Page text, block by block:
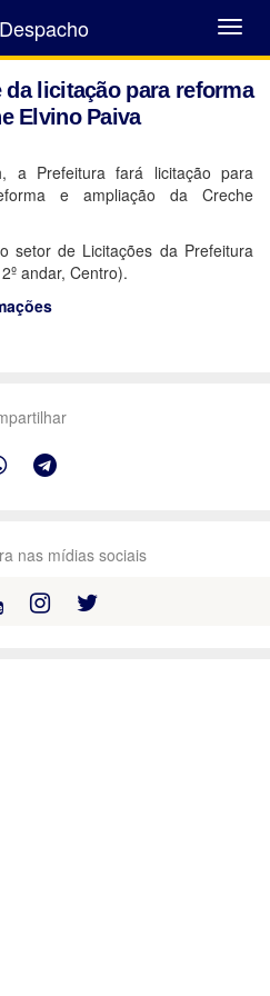
Abrir
Menu
licitação para reforma
Elvino Paiva
a Prefeitura fará licitação para
e ampliação da Creche
setor de Licitações da Prefeitura
andar, Centro).
nas mídias sociais